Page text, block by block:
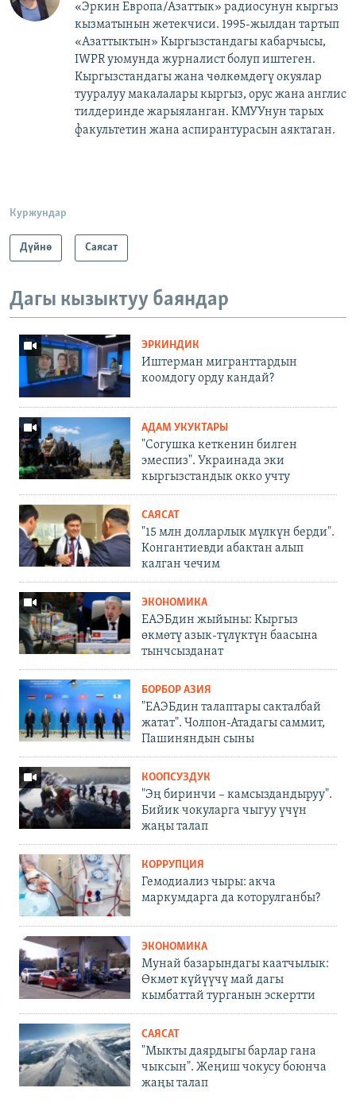
«Эркин Европа/Азаттык» радиосунун кыргыз
кызматынын жетекчиси. 1995-жылдан тартып
«Азаттыктын» Кыргызстандагы кабарчысы,
IWPR уюмунда журналист болуп иштеген.
Кыргызстандагы жана чөлкөмдөгү окуялар
тууралуу макалалары кыргыз, орус жана англис
тилдеринде жарыяланган. КМУУнун тарых
факультетин жана аспирантурасын аяктаган.​
Куржундар
Дүйнө Саясат
Дагы кызыктуу баяндар
ЭРКИНДИК
Иштерман мигранттардын
коомдогу орду кандай?
АДАМ УКУКТАРЫ
"Согушка кеткенин билген
эмеспиз". Украинада эки
кыргызстандык окко учту
САЯСАТ
"15 млн долларлык мүлкүн берди".
Конгантиевди абактан алып
калган чечим
ЭКОНОМИКА
ЕАЭБдин жыйыны: Кыргыз
өкмөтү азык-түлүктүн баасына
тынчсызданат
БОРБОР АЗИЯ
"ЕАЭБдин талаптары сакталбай
жатат". Чолпон-Атадагы саммит,
Пашиняндын сыны
КООПСУЗДУК
"Эң биринчи – камсыздандыруу".
Бийик чокуларга чыгуу үчүн
жаңы талап
КОРРУПЦИЯ
Гемодиализ чыры: акча
маркумдарга да которулганбы?
ЭКОНОМИКА
Мунай базарындагы каатчылык:
Өкмөт күйүүчү май дагы
кымбаттай турганын эскертти
САЯСАТ
"Мыкты даярдыгы барлар гана
чыксын". Жеңиш чокусу боюнча
жаңы талап